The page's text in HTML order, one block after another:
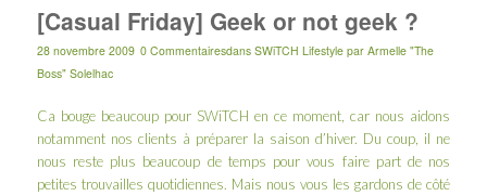
[Casual Friday] Geek or not geek ?
28 novembre 2009 0 Commentairesdans SWiTCH Lifestyle par Armelle "The
Boss" Solelhac
Ca bouge beaucoup pour SWiTCH en ce moment, car nous aidons
notamment nos clients à préparer la saison d’hiver. Du coup, il ne
nous reste plus beaucoup de temps pour vous faire part de nos
petites trouvailles quotidiennes. Mais nous vous les gardons de côté